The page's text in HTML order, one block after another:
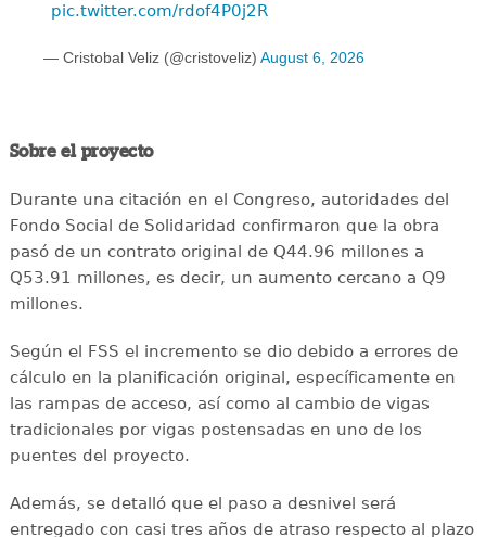
pic.twitter.com/rdof4P0j2R
— Cristobal Veliz (@cristoveliz) August 6, 2026
Sobre el proyecto
Durante una citación en el Congreso, autoridades del
Fondo Social de Solidaridad confirmaron que la obra
pasó de un contrato original de Q44.96 millones a
Q53.91 millones, es decir, un aumento cercano a Q9
millones.
Según el FSS el incremento se dio debido a errores de
cálculo en la planificación original, específicamente en
las rampas de acceso, así como al cambio de vigas
tradicionales por vigas postensadas en uno de los
puentes del proyecto.
Además, se detalló que el paso a desnivel será
entregado con casi tres años de atraso respecto al plazo